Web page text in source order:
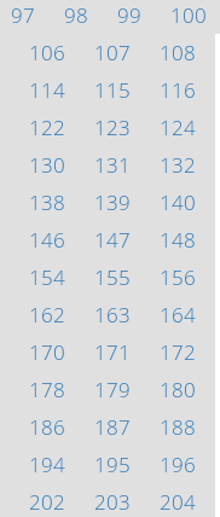
97 98 99
100
106 107
108
114 115
116
122 123
124
130 131
132
138 139
140
146 147
148
154 155
156
162 163
164
170 171
172
178 179
180
186 187
188
194 195
196
202 203
204